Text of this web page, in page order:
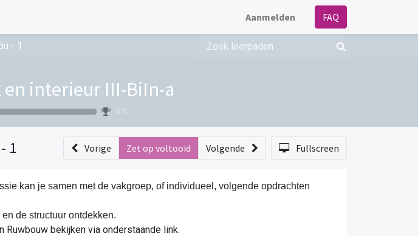
Aanmelden FAQ
- 1
interieur III-BiIn-a
0 %
1 Vorige Zet op voltooid Volgende Fullscreen
kan je samen met de vakgroep, of individueel, volgende opdrachten
de structuur ontdekken.
bekijken via onderstaande link.